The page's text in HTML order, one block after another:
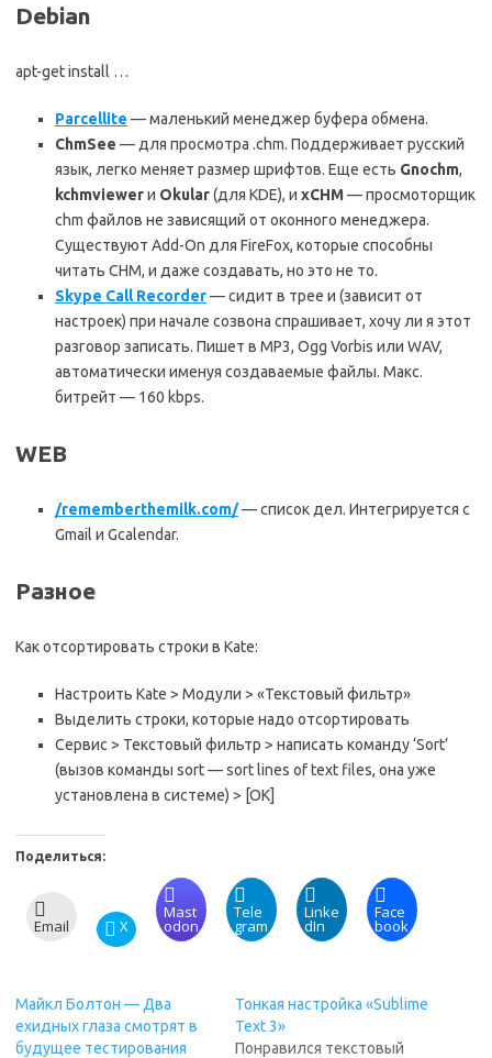
Debian
apt-get install …
Parcellite — маленький менеджер буфера обмена.
ChmSee — для просмотра .chm. Поддерживает русский
язык, легко меняет размер шрифтов. Еще есть Gnochm,
kchmviewerи Okular(для KDE), и xCHM— просмоторщик
chm файлов не зависящий от оконного менеджера.
Существуют Add-On для FireFox, которые способны
читать CHM, и даже создавать, но это не то.
Skype Call Recorder— сидит в трее и (зависит от
настроек) при начале созвона спрашивает, хочу ли я этот
разговор записать. Пишет в MP3, Ogg Vorbis или WAV,
автоматически именуя создаваемые файлы. Макс.
битрейт — 160 kbps.
WEB
/rememberthemilk.com/— список дел. Интегрируется с
Gmail и Gcalendar.
Разное
Как отсортировать строки в Kate:
Настроить Kate > Модули > «Текстовый фильтр»
Выделить строки, которые надо отсортировать
Сервис > Текстовый фильтр > написать команду ‘Sort’
(вызов команды sort — sort lines of text files, она уже
установлена в системе) > [OK]
Поделиться:
Email X
Mast
odon
Tele
gram
Linke
dIn
Face
book
Майкл Болтон — Два
ехидных глаза смотрят в
будущее тестирования
Тонкая настройка «Sublime
Text 3»
Понравился текстовый